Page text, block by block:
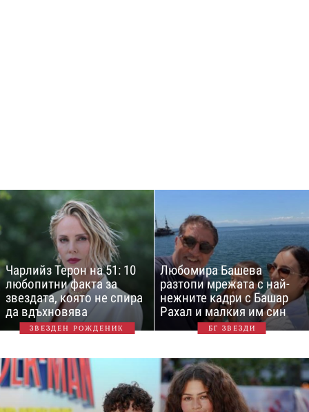
Чарлийз Терон на 51: 10
любопитни факта за
звездата, която не спира
да вдъхновява
ЗВЕЗДЕН РОЖДЕНИК
Любомира Башева
разтопи мрежата с най-
нежните кадри с Башар
Рахал и малкия им син
БГ ЗВЕЗДИ